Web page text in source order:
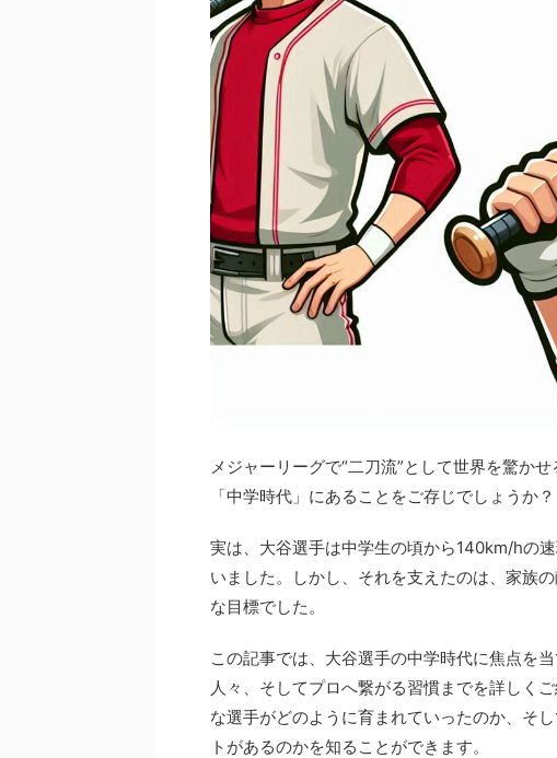
メジャーリーグで“二刀流”として世界を驚か
「中学時代」にあることをご存じでしょうか？
実は、大谷選手は中学生の頃から140km/hの
いました。しかし、それを支えたのは、家族
な目標でした。
この記事では、大谷選手の中学時代に焦点を
人々、そしてプロへ繋がる習慣までを詳しく
な選手がどのように育まれていったのか、そ
トがあるのかを知ることができます。